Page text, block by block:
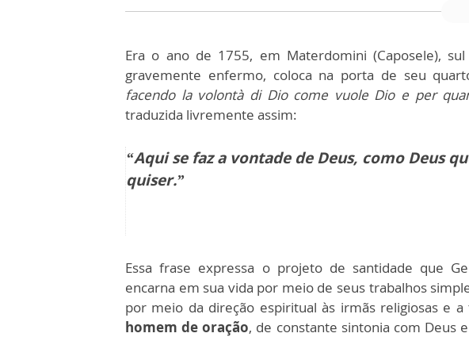
Era o ano de 1755, em Materdomini (Caposele),
gravemente enfermo, coloca na porta de seu
facendo la volontà di Dio come vuole Dio e per
traduzida livremente assim:
“Aqui se faz a vontade de Deus, como Deus
quiser.”
Essa frase expressa o projeto de santidade que
encarna em sua vida por meio de seus trabalhos
por meio da direção espiritual às irmãs religiosas e
homem de oração, de constante sintonia com Deus